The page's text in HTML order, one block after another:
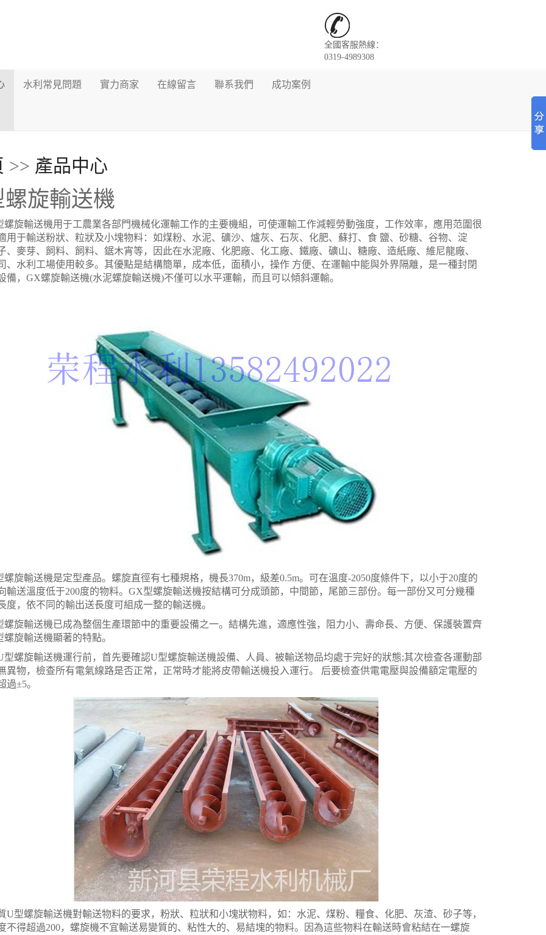
全國客服熱線：
0319-4989308
水利常見問題 實力商家 在線留言 聯系我們 成功案例
>> 產品中心
螺旋輸送機
輸送機用于工農業各部門機械化運輸工作的主要機組，可使運輸工作減輕勞動強度，工作效率，應用范圍很
用于輸送粉狀、粒狀及小塊物料：如煤粉、水泥、礦沙、爐灰、石灰、化肥、蘇打、食 鹽、砂糖、谷物、淀
、麥芽、飼料、飼料、鋸木宵等，因此在水泥廠、化肥廠、化工廠、鐵廠、礦山、糖廠、造紙廠、維尼龍廠、
、水利工場使用較多。其優點是結構簡單，成本低，面積小，操作 方便、在運輸中能與外界隔離，是一種封閉
備，GX螺旋輸送機(水泥螺旋輸送機)不僅可以水平運輸，而且可以傾斜運輸。
輸送機是定型產品。螺旋直徑有七種規格，機長370m，級差0.5m。可在溫度-2050度條件下，以小于20度的
輸送溫度低于200度的物料。GX型螺旋輸送機按結構可分成頭節，中間節，尾節三部份。每一部份又可分幾種
度，依不同的輸出送長度可組成一整的輸送機。
輸送機已成為整個生產環節中的重要設備之一。結構先進，適應性強，阻力小、壽命長、方便、保護裝置齊
螺旋輸送機顯著的特點。
旋輸送機運行前，首先要確認U型螺旋輸送機設備、人員、被輸送物品均處于完好的狀態;其次檢查各運動部
異物，檢查所有電氣線路是否正常，正常時才能將皮帶輸送機投入運行。 后要檢查供電電壓與設備額定電壓的
過±5。
螺旋輸送機對輸送物料的要求，粉狀、粒狀和小塊狀物料，如：水泥、煤粉、糧食、化肥、灰渣、砂子等，
不得超過200，螺旋機不宜輸送易變質的、粘性大的、易結塊的物料。因為這些物料在輸送時會粘結在一螺旋